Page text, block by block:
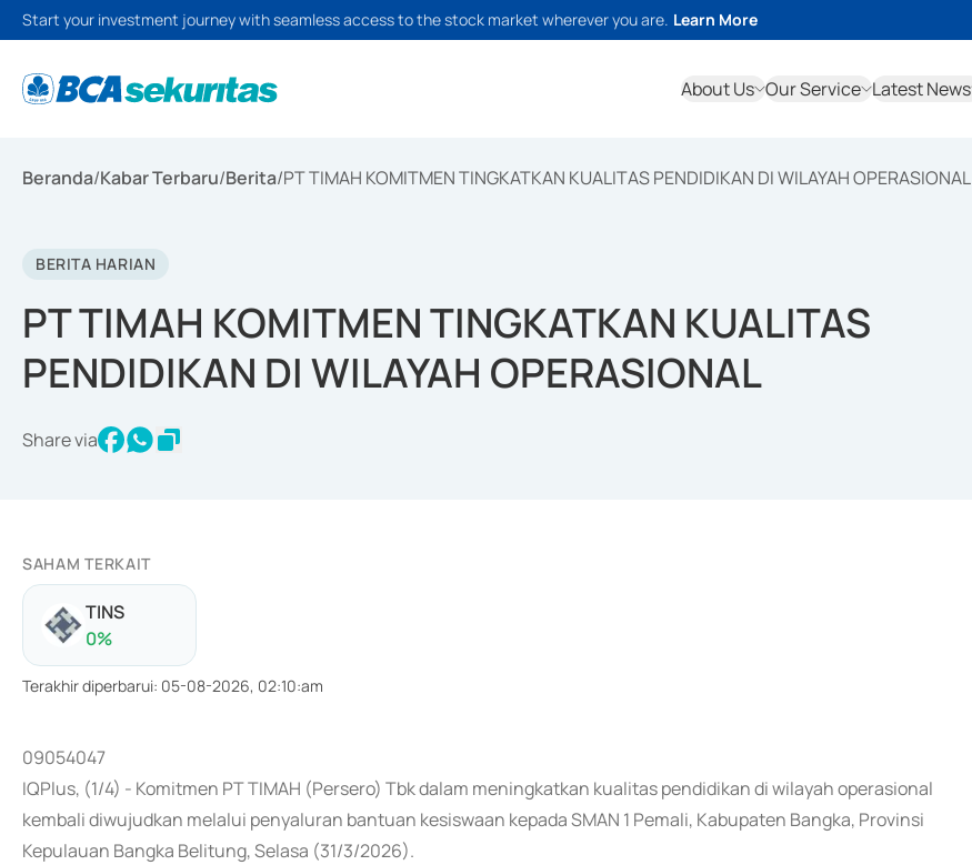
Start your investment journey with seamless access to the stock market wherever you are. Learn More
About Us Our Service Latest News
Beranda/Kabar Terbaru/Berita/PT TIMAH KOMITMEN TINGKATKAN KUALITAS PENDIDIKAN DI WILAYAH OPERASIONAL
BERITA HARIAN
PT TIMAH KOMITMEN TINGKATKAN KUALITAS
PENDIDIKAN DI WILAYAH OPERASIONAL
Share via
SAHAM TERKAIT
TINS
0%
Terakhir diperbarui: 05-08-2026, 02:10:am
09054047
IQPlus, (1/4) - Komitmen PT TIMAH (Persero) Tbk dalam meningkatkan kualitas pendidikan di wilayah operasional
kembali diwujudkan melalui penyaluran bantuan kesiswaan kepada SMAN 1 Pemali, Kabupaten Bangka, Provinsi
Kepulauan Bangka Belitung, Selasa (31/3/2026).